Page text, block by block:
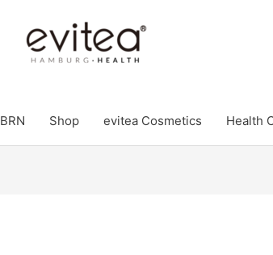
Shop evitea Cosmetics Health